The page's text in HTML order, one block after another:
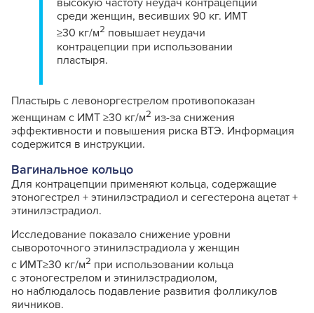
высокую частоту неудач контрацепции
среди женщин, весивших 90 кг. ИМТ
≥30 кг/м2 повышает неудачи
контрацепции при использовании
пластыря.
Пластырь с левоноргестрелом противопоказан
женщинам с ИМТ ≥30 кг/м2 из-за снижения
эффективности и повышения риска ВТЭ. Информация
содержится в инструкции.
Вагинальное кольцо
Для контрацепции применяют кольца, содержащие
этоногестрел + этинилэстрадиол и сегестерона ацетат +
этинилэстрадиол.
Исследование показало снижение уровни
сывороточного этинилэстрадиола у женщин
с ИМТ≥30 кг/м2 при использовании кольца
с этоногестрелом и этинилэстрадиолом,
но наблюдалось подавление развития фолликулов
яичников.